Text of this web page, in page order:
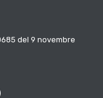
del 9 novembre